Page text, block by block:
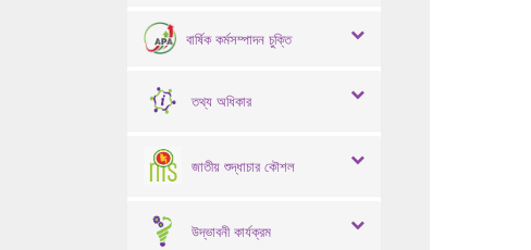
বার্ষিক কর্মসম্পাদন চুক্তি
তথ্য অধিকার
জাতীয় শুদ্ধাচার কৌশল
উদ্ভাবনী কার্যক্রম